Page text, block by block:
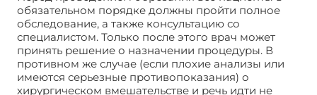
обязательном порядке должны пройти полное
обследование, а также консультацию со
специалистом. Только после этого врач может
принять решение о назначении процедуры. В
противном же случае (если плохие анализы или
имеются серьезные противопоказания) о
хирургическом вмешательстве и речь идти не